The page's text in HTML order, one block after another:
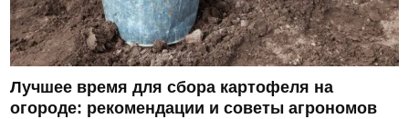
Лучшее время для сбора картофеля на
огороде: рекомендации и советы агрономов